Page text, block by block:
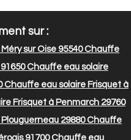
sur :
sur Oise 95540Chauffe
Chauffe eau solaire
Chauffe eau solaire Frisquet à
Frisquet à Penmarch 29760
29880Chauffe
91700Chauffe eau